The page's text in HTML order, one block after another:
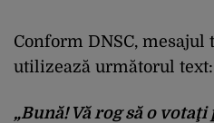
Conform DNSC,
utilizează următorul text:
„Bună! Vă rog să o